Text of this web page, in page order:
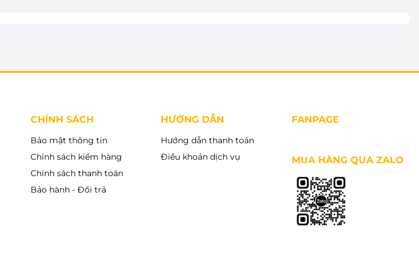
CHÍNH SÁCH
Bảo mật thông tin
Chính sách kiểm hàng
Chính sách thanh toán
Bảo hành - Đổi trả
HƯỚNG DẪN
Hướng dẫn thanh toán
Điều khoản dịch vụ
FANPAGE
MUA HÀNG QUA ZALO